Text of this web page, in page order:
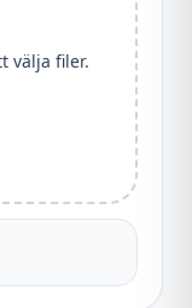
välja filer.